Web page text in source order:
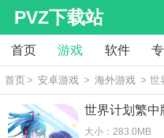
PVZ下载站
首页 游戏 软件
首页> 安卓游戏 > 海外游戏 > 世
世界计划繁中
大小：283.0MB